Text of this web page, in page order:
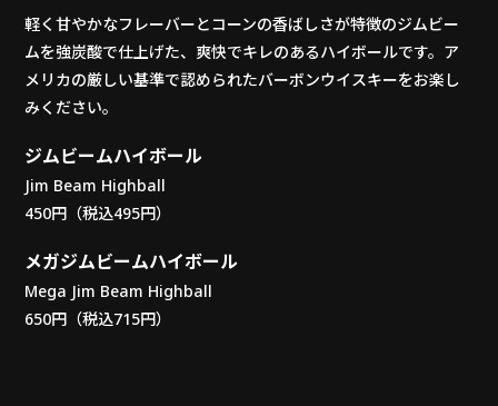
軽く甘やかなフレーバーとコーンの香ばしさが特徴のジムビー
ムを強炭酸で仕上げた、爽快でキレのあるハイボールです。ア
メリカの厳しい基準で認められたバーボンウイスキーをお楽し
みください。
ジムビームハイボール
Jim Beam Highball
450円（税込495円）
メガジムビームハイボール
Mega Jim Beam Highball
650円（税込715円）